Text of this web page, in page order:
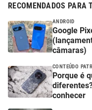
RECOMENDADOS PARA
ANDROID
Google
câmaras)
CONTEÚDO
Porque é
conhecer